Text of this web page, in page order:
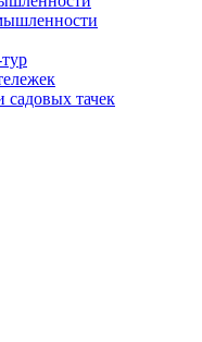
садовых тачек